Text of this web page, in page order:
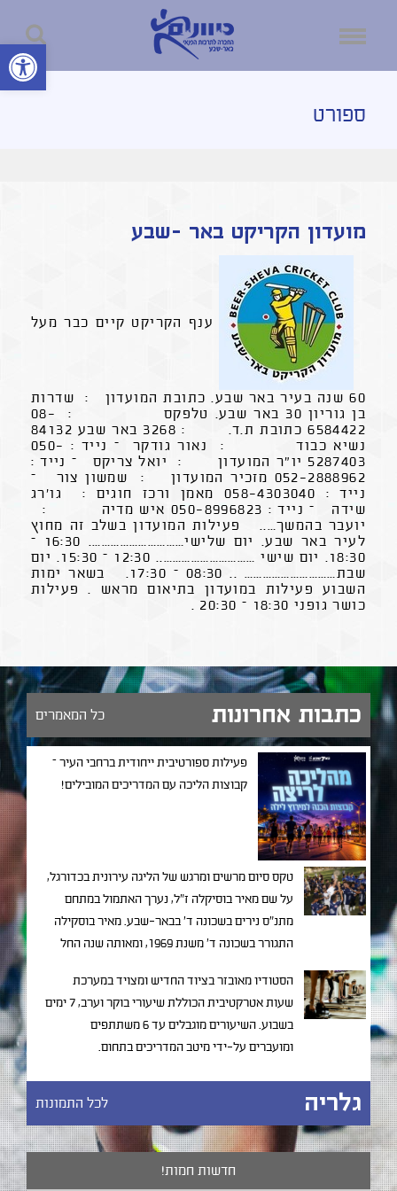
פתח סרגל
ספורט
מועדון הקריקט באר -שבע
ענף הקריקט קיים כבר מעל
60 שנה בעיר באר שבע. כתובת המועדון : שדרות
בן גוריון 30 באר שבע. טלפקס : 08-
6584422 כתובת ת.ד. : 3268 באר שבע 84132
נשיא כבוד : נאור גודקר – נייד : 050-
5287403 יו"ר המועדון : יואל צריקס – נייד :
052-2888962 מזכיר המועדון : שמשון צור –
נייד : 058-4303040 מאמן ורכז חוגים : גו'רג
שידה – נייד : 050-8996823 איש מדיה :
יועבר בהמשך….. פעילות המועדון בשלב זה מחוץ
לעיר באר שבע. יום שלישי…………………………. 16:30 –
18:30. יום שישי ………………………….. 12:30 – 15:30. יום
שבת………………………… .. 08:30 – 17:30. בשאר ימות
השבוע פעילות במועדון בתיאום מראש . פעילות
כושר גופני 18:30 – 20:30 .
כתבות אחרונות כל המאמרים
פעילות ספורטיבית ייחודית ברחבי העיר –
קבוצות הליכה עם המדריכים המובילים!
טקס סיום מרשים ומרגש של הליגה עירונית בכדורגל,
על שם מאיר בוסיקלה ז"ל, נערך האתמול במתחם
מתנ"ס נירים בשכונה ד' בבאר-שבע. מאיר בוסקילה
התגורר בשכונה ד' משנת 1969, ומאותה שנה החל
להוציא נערים ממצבי מצוקה תוך שילובם בחברה
באמצעות פרויקטים חינוכיים שונים.
הסטודיו מאובזר בציוד החדיש ומצויד במערכת
שעות אטרקטיבית הכוללת שיעורי בוקר וערב, 7 ימים
בשבוע. השיעורים מוגבלים עד 6 משתתפים
ומועברים על-ידי מיטב המדריכים בתחום.
גלריה לכל התמונות
חדשות חמות!